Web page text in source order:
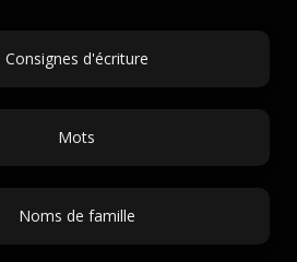
Consignes d'écriture
Mots
Noms de famille